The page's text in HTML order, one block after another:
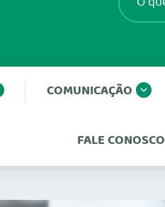
COMUNICAÇÃO
FALE CONOSCO